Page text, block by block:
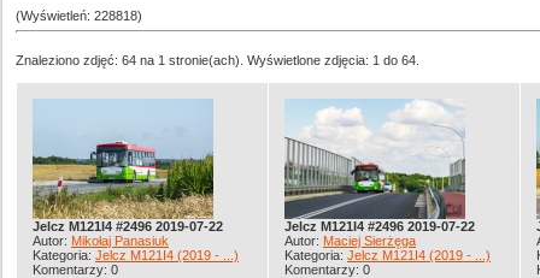
(Wyświetleń: 228818)
Znaleziono zdjęć: 64 na 1 stronie(ach). Wyświetlone zdjęcia: 1 do 64.
Jelcz M121I4 #2496 2019-07-22
Autor: Mikołaj Panasiuk
Kategoria: Jelcz M121I4 (2019 - ...)
Komentarzy: 0
Jelcz M121I4 #2496 2019-07-22
Autor: Maciej Sierżęga
Kategoria: Jelcz M121I4 (2019 - ...)
Komentarzy: 0